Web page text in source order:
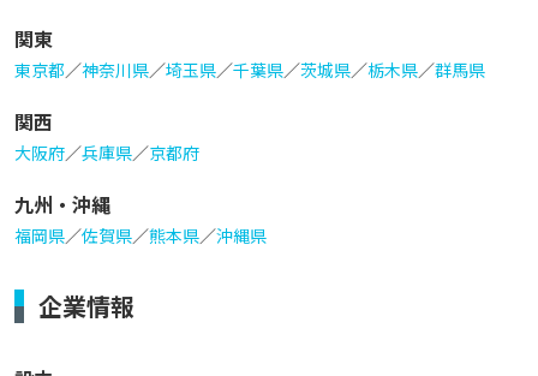
関東
東京都／神奈川県／埼玉県／千葉県／茨城県／栃木県／群馬県
関西
大阪府／兵庫県／京都府
九州・沖縄
福岡県／佐賀県／熊本県／沖縄県
企業情報